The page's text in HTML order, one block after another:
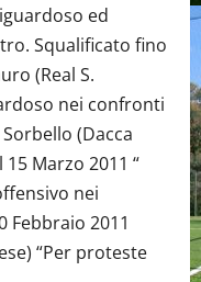
ed
Squalificato fino
(Real S.
nei confronti
(Dacca
Marzo 2011 “
nei
Febbraio 2011
“Per proteste